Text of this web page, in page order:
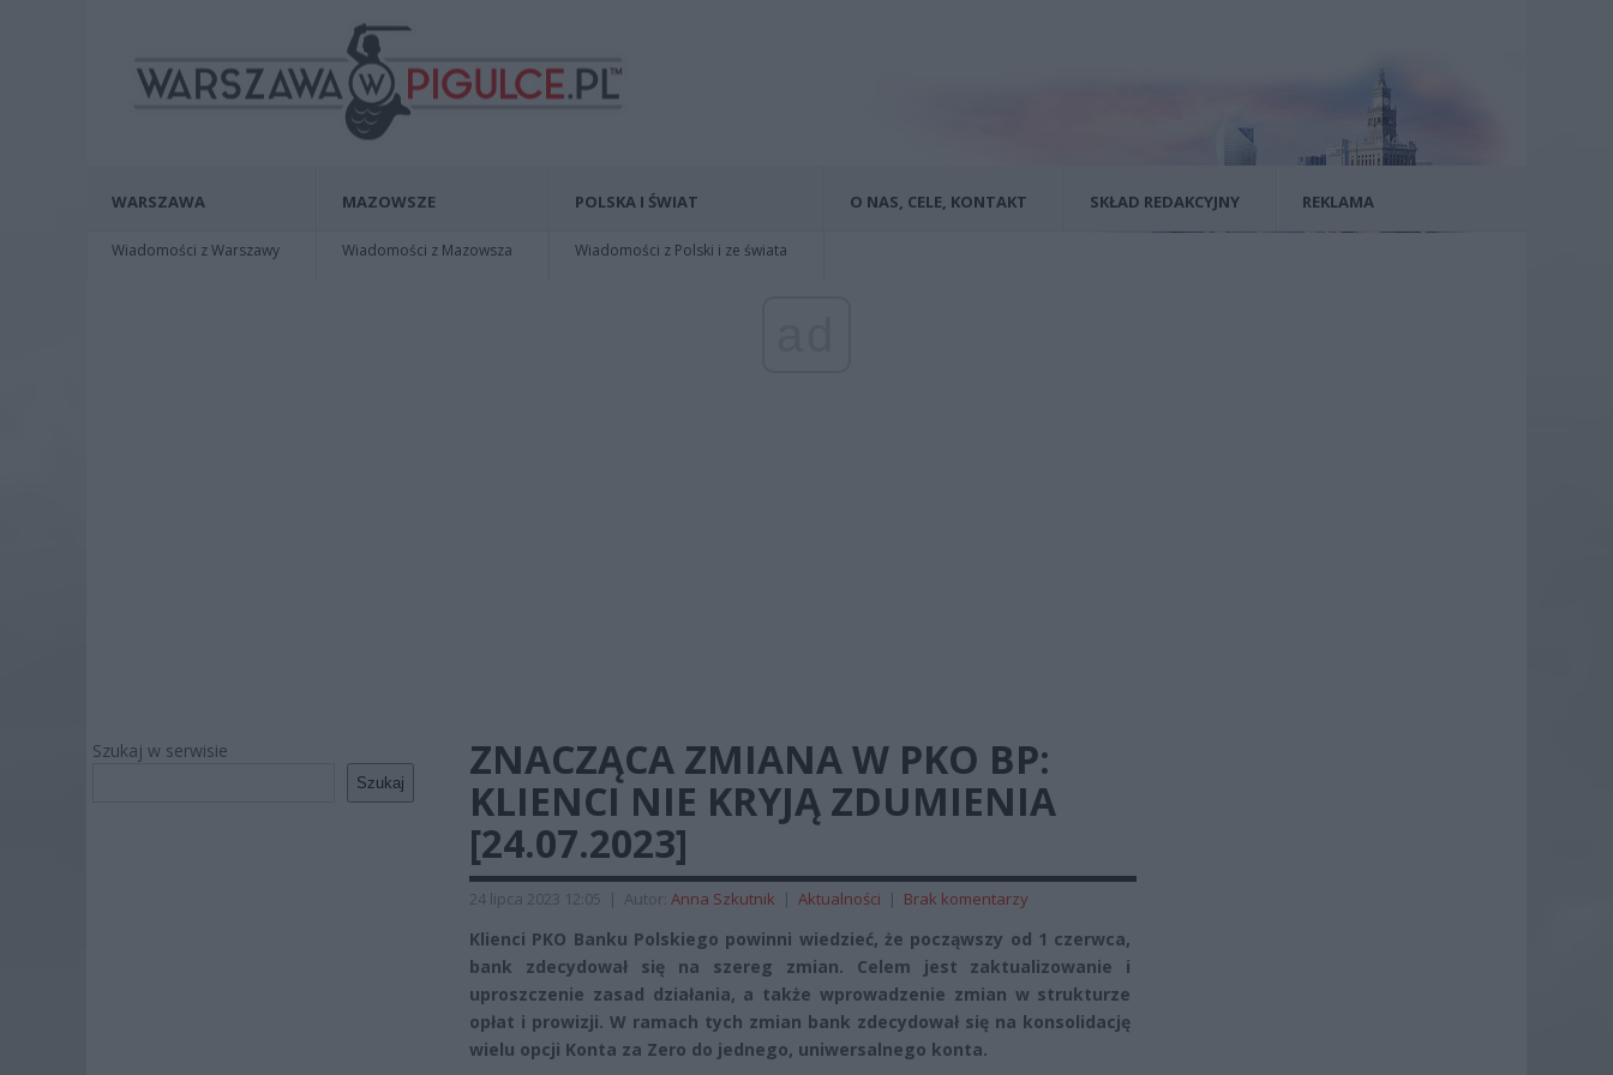
WARSZAWA
Wiadomości z Warszawy
MAZOWSZE
Wiadomości z Mazowsza
POLSKA I ŚWIAT
Wiadomości z Polski i ze świata
O NAS, CELE, KONTAKT SKŁAD REDAKCYJNY REKLAMA
Szukaj w serwisie
Szukaj
ZNACZĄCA ZMIANA W PKO BP:
KLIENCI NIE KRYJĄ ZDUMIENIA
[24.07.2023]
24 lipca 2023 12:05 | Autor: Anna Szkutnik | Aktualności | Brak komentarzy
Klienci PKO Banku Polskiego powinni wiedzieć, że począwszy od 1 czerwca,
bank zdecydował się na szereg zmian. Celem jest zaktualizowanie i
uproszczenie zasad działania, a także wprowadzenie zmian w strukturze
opłat i prowizji. W ramach tych zmian bank zdecydował się na konsolidację
wielu opcji Konta za Zero do jednego, uniwersalnego konta.